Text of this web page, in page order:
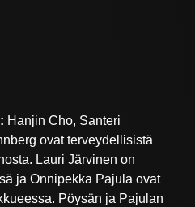
Hanjin Cho, Santeri
ovat terveydellisistä
Lauri Järvinen on
ja Onnipekka Pajula ovat
Pöysän ja Pajulan